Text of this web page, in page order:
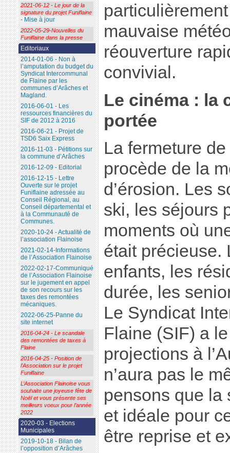
mauvaise
réouverture
convivial.
Le cinéma : la
portée
La fermeture
procède de la
d’érosion. Les
ski, les séjours
moments où
était précieuse.
enfants, les
durée, les
Le Syndicat
Flaine (SIF) a
projections à
n’aura pas le
pensons que la
et idéale pour
être reprise et
2021-06-12 - Le jour de la
signature du projet Funiflaine
- Mise à jour
2022-05-29-Nouvelles du
Funiflaine dans la presse
Editoriaux
2014-01-06 - Non à
l’amputation du budget du
Syndicat Intercommunal
de Flaine par les
communes d’Arâches et
Magland.
2016-06-01 - Les
ressources financières du
SIF de 2012 à 2016
2016-06-21 - Projet de
TSD6 Saix Express
2016-11-03 - Pétitions sur
la commune d’Arâches
2016-12-09 - Editorial
2016-12-15 - Lettre
Ouverte sur le projet
Funiflaine adressée au
Conseil Régional, au
Conseil départemental et
à la Communauté de
Communes.
2020-10-24 - Actualité de
l’association Flainoise
2021-02-14-Informations
de l’Association Flainoise
2022-02-17-Communiqué
de l’Association Flainoise
sur le jugement en appel
de son recours sur les
taxes des remontées
mécaniques.
2022-06-25-Panne du
site internet
2016-04-24 - Le scandale
des remontées de taxes à
Flaine
2016-04-25 - Position de
l’Association sur le projet
Funiflaine
L’Association Flainoise vous
souhaite une joyeuse fête de
Noël et vous présente ses
meilleurs voeux pour l’année
2022
2020-03 - Elections
Municipales
2019-10-18 - Bilan de
l’opposition d’Arâches